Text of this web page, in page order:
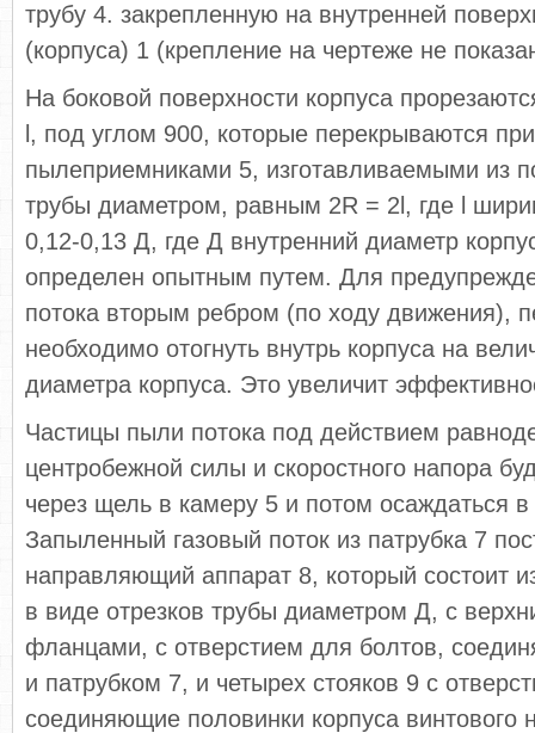
трубу 4. закрепленную на внутренней
(корпуса) 1 (крепление на чертеже не
На боковой поверхности корпуса
l, под углом 900, которые перекрываются
пылеприемниками 5, изготавливаемыми из
трубы диаметром, равным 2R = 2l, где l
0,12-0,13 Д, где Д внутренний диаметр
определен опытным путем. Для
потока вторым ребром (по ходу движения),
необходимо отогнуть внутрь корпуса на
диаметра корпуса. Это увеличит
Частицы пыли потока под действием
центробежной силы и скоростного напора
через щель в камеру 5 и потом осаждаться
Запыленный газовый поток из патрубка 7
направляющий аппарат 8, который состоит
в виде отрезков трубы диаметром Д, с
фланцами, с отверстием для болтов,
и патрубком 7, и четырех стояков 9 с
соединяющие половинки корпуса винтового